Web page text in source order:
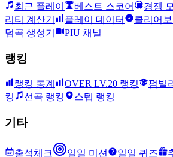
최근 플레이 베스트 스코어 경쟁
리티 계산기
플레이 데이터 클리어
덤곡 생성기
PIU 채널
랭킹
랭킹 통계 OVER LV.20 랭킹 펌빌
킹
선곡 랭킹 스텝 랭킹
기타
출석체크 일일 미션 일일 퀴즈